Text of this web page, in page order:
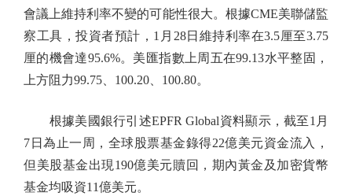
會議上維持利率不變的可能性很大。根據CME美聯儲監
察工具，投資者預計，1月28日維持利率在3.5厘至3.75
厘的機會達95.6%。美匯指數上周五在99.13水平整固，
上方阻力99.75、100.20、100.80。
根據美國銀行引述EPFR Global資料顯示，截至1月
7日為止一周，全球股票基金錄得22億美元資金流入，
但美股基金出現190億美元贖回，期內黃金及加密貨幣
基金均吸資11億美元。